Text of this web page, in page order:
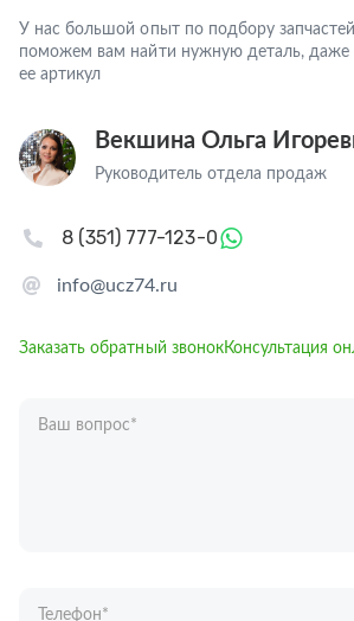
У нас большой опыт по подбору
поможем вам найти нужную деталь, даже
ее артикул
Векшина Ольга
Руководитель отдела продаж
info@ucz74.ru
8 (351) 777-123-0
Заказать обратный звонокКонсультация
Ваш вопрос*